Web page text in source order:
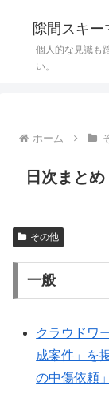
隙間スキー
個人的な見識も
い。
ホーム
日次まと
その他
一般
クラウドワ
成案件」を
の中傷依頼